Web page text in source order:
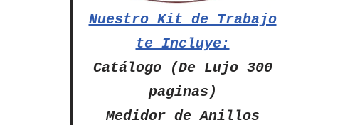
Nuestro Kit de Trabajo
te Incluye:
Catálogo (De Lujo 300
paginas)
Medidor de Anillos